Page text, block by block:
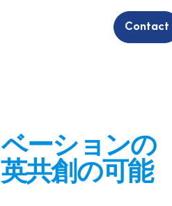
Contact
ーションの
共創の可能